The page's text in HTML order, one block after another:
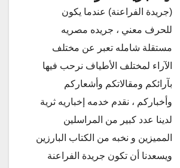
(جريدة الفراعنة) عندما يكون
للحرف معني ، جريده مصريه
مستقلة شامله تعبر عن مختلف
الآراء لمختلف الأطياف نرحب فيها
بآرائكم ومقالاتكم وأشعاركم
وأخباركم ، نقدم خدمه إخباريه ثرية
لدينا عدد كبير من المراسلين
المميزين و نخبه من الكتاب البارزين
ويسعدنا أن تكون جريدة الفراعنة